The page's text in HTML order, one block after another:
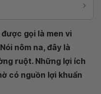
gọi là men vi
nôm na, đây là
ruột. Những lợi ích
có nguồn lợi khuẩn